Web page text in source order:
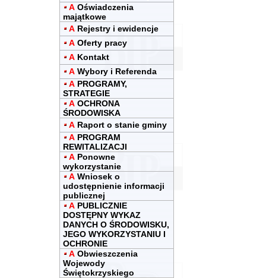
A Oświadczenia
majątkowe
A Rejestry i ewidencje
A Oferty pracy
A Kontakt
A Wybory i Referenda
A PROGRAMY,
STRATEGIE
A OCHRONA
ŚRODOWISKA
A Raport o stanie gminy
A PROGRAM
REWITALIZACJI
A Ponowne
wykorzystanie
A Wniosek o
udostępnienie informacji
publicznej
A PUBLICZNIE
DOSTĘPNY WYKAZ
DANYCH O ŚRODOWISKU,
JEGO WYKORZYSTANIU I
OCHRONIE
A Obwieszczenia
Wojewody
Świętokrzyskiego